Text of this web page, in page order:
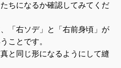
ちになるか確認してみてくだ
「右ソデ」と「右前身頃」が
ことです。
と同じ形になるようにして縫